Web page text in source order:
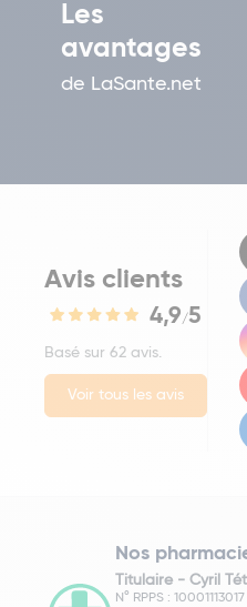
Les
avantages
de LaSante.net
Avis clients
4,9/5
Basé sur 62 avis.
Voir tous les avis
Nos
Titulaire - Cyril
N° RPPS : 10001113017